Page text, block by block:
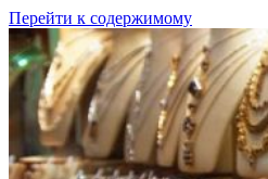
Перейти к содержимому